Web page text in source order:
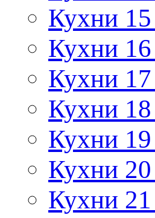
Кухни
Кухни
Кухни
Кухни
Кухни
Кухни
Кухни